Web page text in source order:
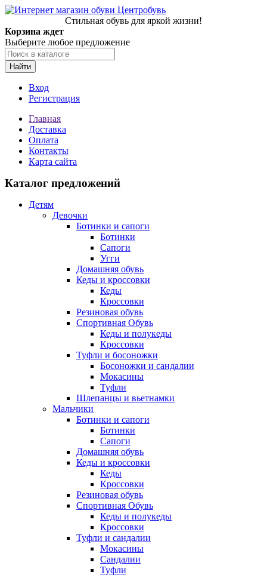
Стильная обувь для яркой жизни!
Корзина ждет
Выберите любое предложение
Найти
Вход
Регистрация
Главная
Доставка
Оплата
Контакты
Карта сайта
Каталог предложений
Детям
Девочки
Ботинки и сапоги
Ботинки
Сапоги
Угги
Домашняя обувь
Кеды и кроссовки
Кеды
Кроссовки
Резиновая обувь
Спортивная Обувь
Кеды и полукеды
Кроссовки
Туфли и босоножки
Босоножки и сандалии
Мокасины
Туфли
Шлепанцы и вьетнамки
Мальчики
Ботинки и сапоги
Ботинки
Сапоги
Домашняя обувь
Кеды и кроссовки
Кеды
Кроссовки
Резиновая обувь
Спортивная Обувь
Кеды и полукеды
Кроссовки
Туфли и сандалии
Мокасины
Сандалии
Туфли